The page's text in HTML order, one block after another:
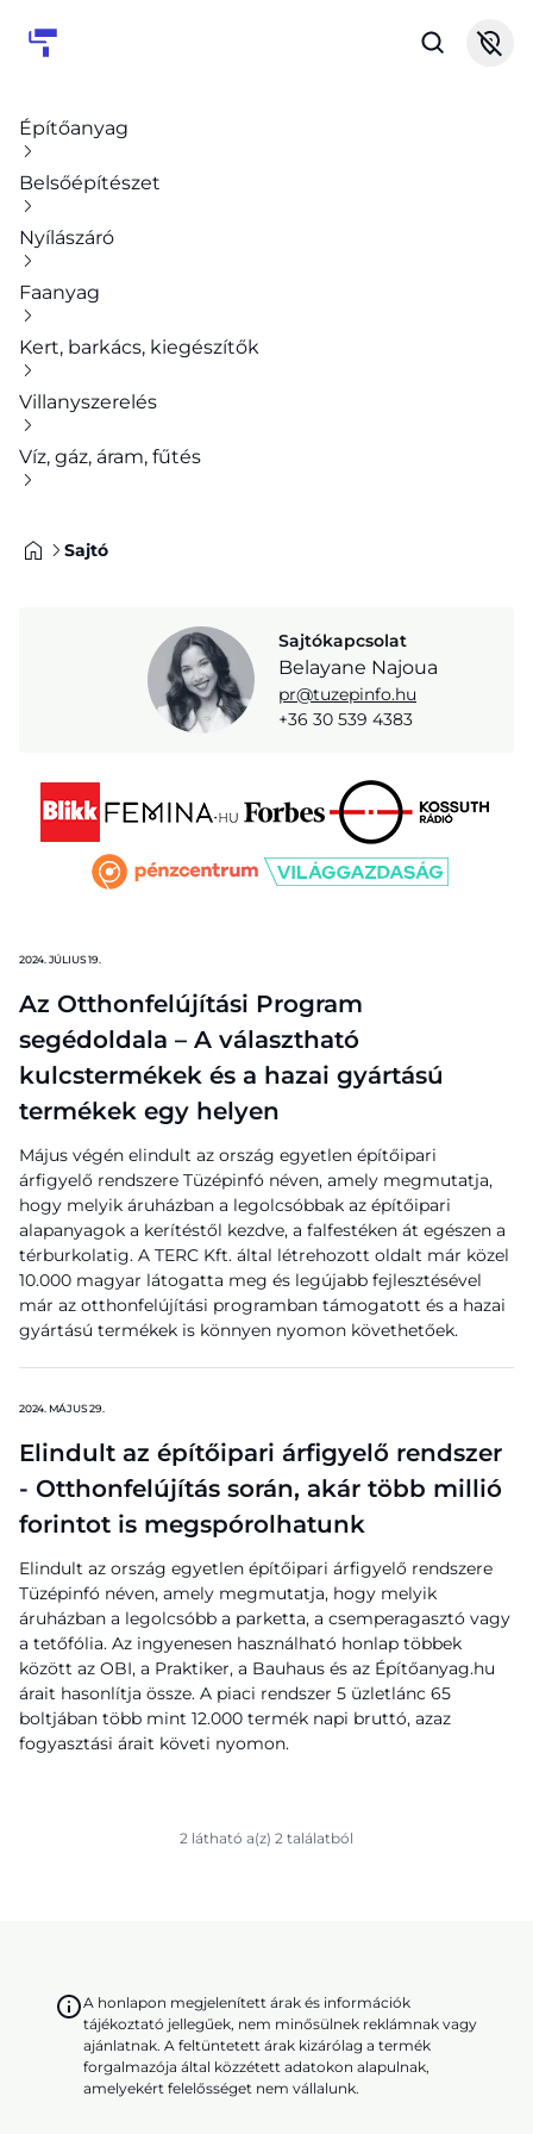
Építőanyag
Belsőépítészet
Nyílászáró
Faanyag
Kert, barkács, kiegészítők
Villanyszerelés
Víz, gáz, áram, fűtés
Sajtó
2024. JÚLIUS 19.
Az Otthonfelújítási Program
segédoldala – A választható
kulcstermékek és a hazai gyártású
termékek egy helyen
Május végén elindult az ország egyetlen építőipari
árfigyelő rendszere Tüzépinfó néven, amely megmutatja,
hogy melyik áruházban a legolcsóbbak az építőipari
alapanyagok a kerítéstől kezdve, a falfestéken át egészen a
térburkolatig. A TERC Kft. által létrehozott oldalt már közel
10.000 magyar látogatta meg és legújabb fejlesztésével
már az otthonfelújítási programban támogatott és a hazai
gyártású termékek is könnyen nyomon követhetőek.
2024. MÁJUS 29.
Elindult az építőipari árfigyelő rendszer
- Otthonfelújítás során, akár több millió
forintot is megspórolhatunk
Elindult az ország egyetlen építőipari árfigyelő rendszere
Tüzépinfó néven, amely megmutatja, hogy melyik
áruházban a legolcsóbb a parketta, a csemperagasztó vagy
a tetőfólia. Az ingyenesen használható honlap többek
között az OBI, a Praktiker, a Bauhaus és az Építőanyag.hu
árait hasonlítja össze. A piaci rendszer 5 üzletlánc 65
boltjában több mint 12.000 termék napi bruttó, azaz
fogyasztási árait követi nyomon.
2 látható a(z) 2 találatból
Sajtókapcsolat
Belayane Najoua
pr@tuzepinfo.hu
+36 30 539 4383
A honlapon megjelenített árak és információk
tájékoztató jellegűek, nem minősülnek reklámnak vagy
ajánlatnak. A feltüntetett árak kizárólag a termék
forgalmazója által közzétett adatokon alapulnak,
amelyekért felelősséget nem vállalunk.